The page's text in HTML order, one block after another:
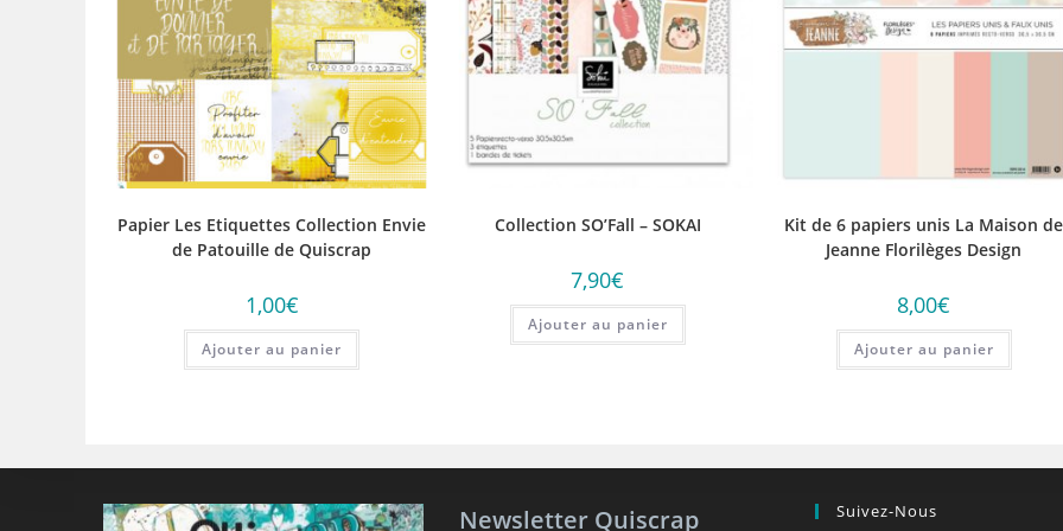
Papier Les Etiquettes Collection Envie
de Patouille de Quiscrap
1,00€
Ajouter au panier
Collection SO’Fall – SOKAI
7,90€
Ajouter au panier
Kit de 6 papiers unis La Maison de
Jeanne Florilèges Design
8,00€
Ajouter au panier
Newsletter Quiscrap Suivez-Nous